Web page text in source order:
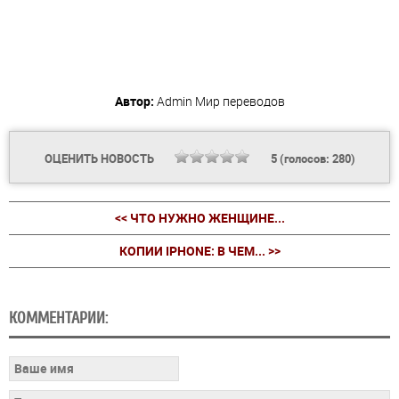
Автор: Admin Мир переводов
ОЦЕНИТЬ НОВОСТЬ 5(голосов: 280)
<< ЧТО НУЖНО ЖЕНЩИНЕ...
КОПИИ IPHONE: В ЧЕМ... >>
КОММЕНТАРИИ: